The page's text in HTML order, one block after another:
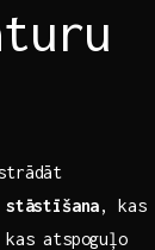
, kas
atspoguļo‌